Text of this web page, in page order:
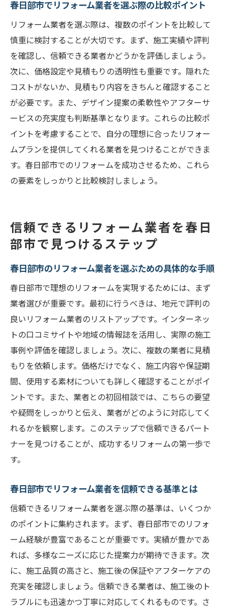
春日部市でリフォーム業者を選ぶ際の比較ポイント
リフォーム業者を選ぶ際は、複数のポイントを比較して
慎重に検討することが大切です。まず、施工実績や評判
を確認し、信頼できる業者かどうかを評価しましょう。
次に、価格設定や見積もりの透明性も重要です。隠れた
コストがないか、見積もり内容をきちんと確認すること
が必要です。また、デザイン提案の柔軟性やアフターサ
ービスの充実度も判断基準となります。これらの比較ポ
イントを考慮することで、自分の理想に合ったリフォー
ムプランを提供してくれる業者を見つけることができま
す。春日部市でのリフォームを成功させるため、これら
の要素をしっかりと比較検討しましょう。
信頼できるリフォーム業者を春日
部市で見つけるステップ
春日部市のリフォーム業者を選ぶための具体的な手順
春日部市で理想のリフォームを実現するためには、まず
業者選びが重要です。最初に行うべきは、地元で評判の
良いリフォーム業者のリストアップです。インターネッ
トの口コミサイトや地域の情報誌を活用し、実際の施工
事例や評価を確認しましょう。次に、複数の業者に見積
もりを依頼します。価格だけでなく、施工内容や保証期
間、使用する素材についても詳しく確認することがポイ
ントです。また、業者との初回相談では、こちらの要望
や疑問をしっかりと伝え、業者がどのように対応してく
れるかを観察します。このステップで信頼できるパート
ナーを見つけることが、成功するリフォームの第一歩で
す。
春日部市でリフォーム業者を信頼できる基準とは
信頼できるリフォーム業者を選ぶ際の基準は、いくつか
のポイントに集約されます。まず、春日部市でのリフォ
ーム経験が豊富であることが重要です。実績が豊かであ
れば、多様なニーズに応じた提案力が期待できます。次
に、施工品質の高さと、施工後の保証やアフターケアの
充実を確認しましょう。信頼できる業者は、施工後のト
ラブルにも迅速かつ丁寧に対応してくれるものです。さ